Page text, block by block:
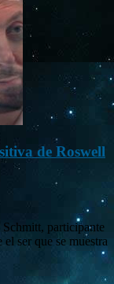
de Roswell
participante
ser que se muestra